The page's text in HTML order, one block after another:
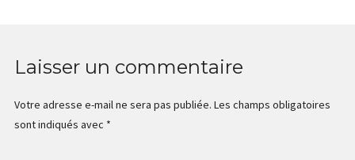
Laisser un commentaire
Votre adresse e-mail ne sera pas publiée. Les champs obligatoires
sont indiqués avec *